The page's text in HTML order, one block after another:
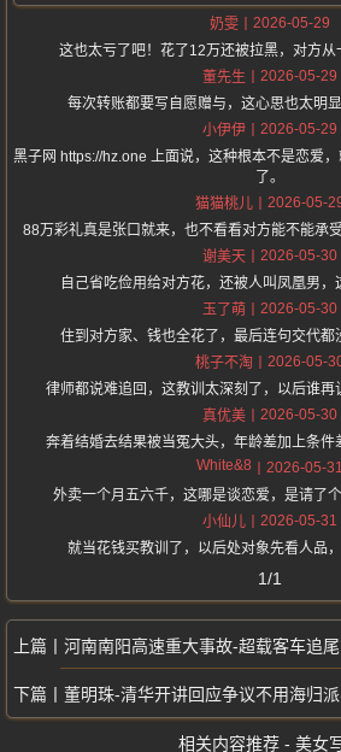
奶雯
2026-05-29
这也太亏了吧！花了12万还被拉黑，对方从
董先生
2026-05-29
每次转账都要写自愿赠与，这心思也太明
小伊伊
2026-05-29
黑子网 https://hz.one 上面说，这种根本不是恋爱
了。
猫猫桃儿
2026-05-
88万彩礼真是张口就来，也不看看对方能不能承
谢美天
2026-05-30
自己省吃俭用给对方花，还被人叫凤凰男，
玉了萌
2026-05-30
住到对方家、钱也全花了，最后连句交代都
桃子不淘
2026-05-
律师都说难追回，这教训太深刻了，以后谁再
真优美
2026-05-30
奔着结婚去结果被当冤大头，年龄差加上条件
White&8
2026-05-31
外卖一个月五六千，这哪是谈恋爱，是请了
小仙儿
2026-05-31
就当花钱买教训了，以后处对象先看人品
1/1
河南南阳高速重大事故-超载客车追尾货车
董明珠-清华开讲回应争议不用海归派非否
相关内容推荐 - 美女